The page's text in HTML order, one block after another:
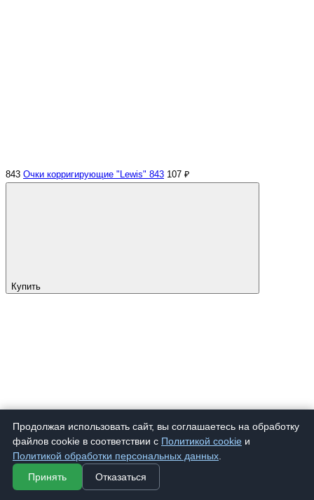
843 Очки корригирующие "Lewis" 843 107 ₽
Купить
Продолжая использовать сайт, вы соглашаетесь на обработку
файлов cookie в соответствии с Политикой cookie и
Политикой обработки персональных данных
Принять
Отказаться